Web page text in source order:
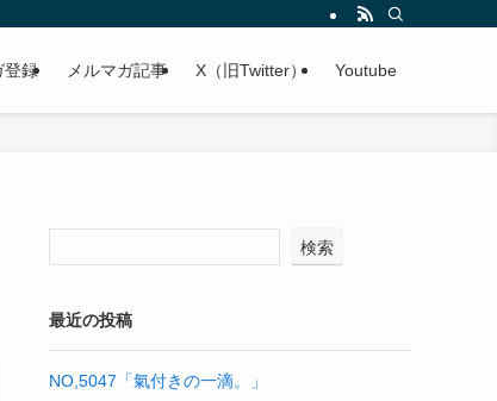
る秘密の法則】を全公開します！
登録 メルマガ記事 X（旧Twitter） Youtube
検索
最近の投稿
NO,5047「氣付きの一滴。」